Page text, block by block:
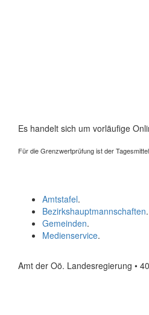
Es handelt sich um vorläufige
Für die Grenzwertprüfung ist der
Amtstafel.
Bezirkshauptmannschaften.
Gemeinden.
Medienservice.
Amt der Oö. Landesregierung •